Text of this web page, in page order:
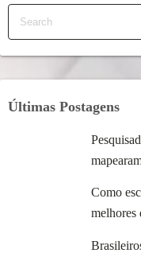
Últimas Postagens
Como
melhores